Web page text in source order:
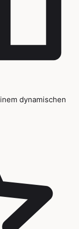
dynamischen